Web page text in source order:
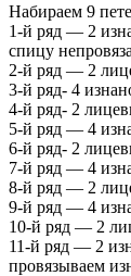
Набираем 9
1-й ряд — 2
спицу
2-й ряд — 2
3-й ряд- 4
4-й ряд- 2
5-й ряд — 4
6-й ряд- 2
7-й ряд — 4
8-й ряд — 2
9-й ряд — 4
10-й ряд — 2
11-й ряд — 2
провязываем